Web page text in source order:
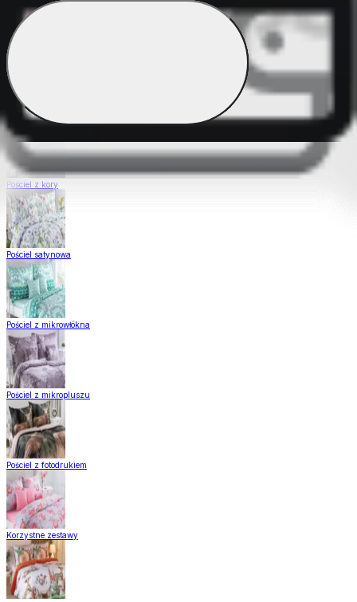
Pościel Dual Feel
Pościel z gładkiej bawełny
Pościel z kory
Pościel satynowa
Pościel z mikrowłókna
Pościel z mikropluszu
Pościel z fotodrukiem
Korzystne zestawy